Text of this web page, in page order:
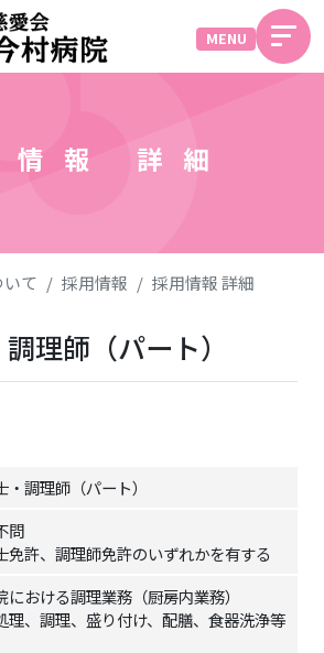
MENU
情報 詳細
て 採用情報 採用情報 詳細
理師（パート）
・調理師（パート）
問
免許、調理師免許のいずれかを有する
おける調理業務（厨房内業務）
理、調理、盛り付け、配膳、食器洗浄等